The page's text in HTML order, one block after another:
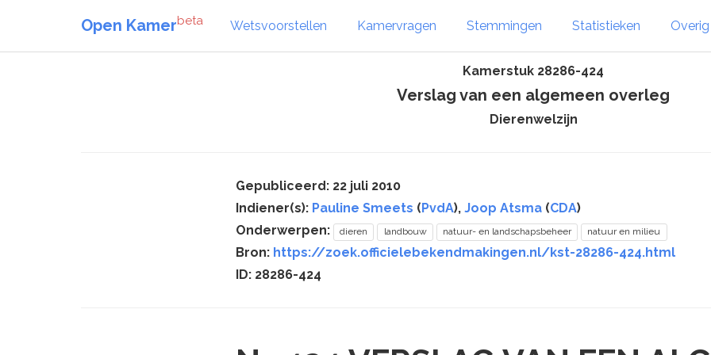
Open Kamerbeta Wetsvoorstellen Kamervragen Stemmingen Statistieken
Kamerstuk 28286-424
Verslag van een algemeen overleg
Dierenwelzijn
Gepubliceerd: 22 juli 2010
Indiener(s): Pauline Smeets (PvdA), Joop Atsma (CDA)
Onderwerpen:
dieren landbouw natuur- en landschapsbeheer natuur en milieu
Bron: https://zoek.officielebekendmakingen.nl/kst-28286-424.html
ID: 28286-424